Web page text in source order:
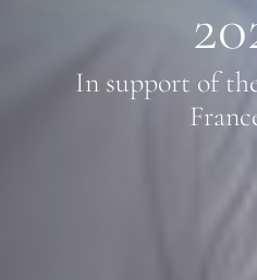
In support of